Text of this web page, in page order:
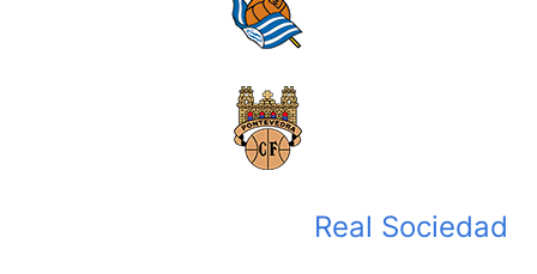
Real Sociedad